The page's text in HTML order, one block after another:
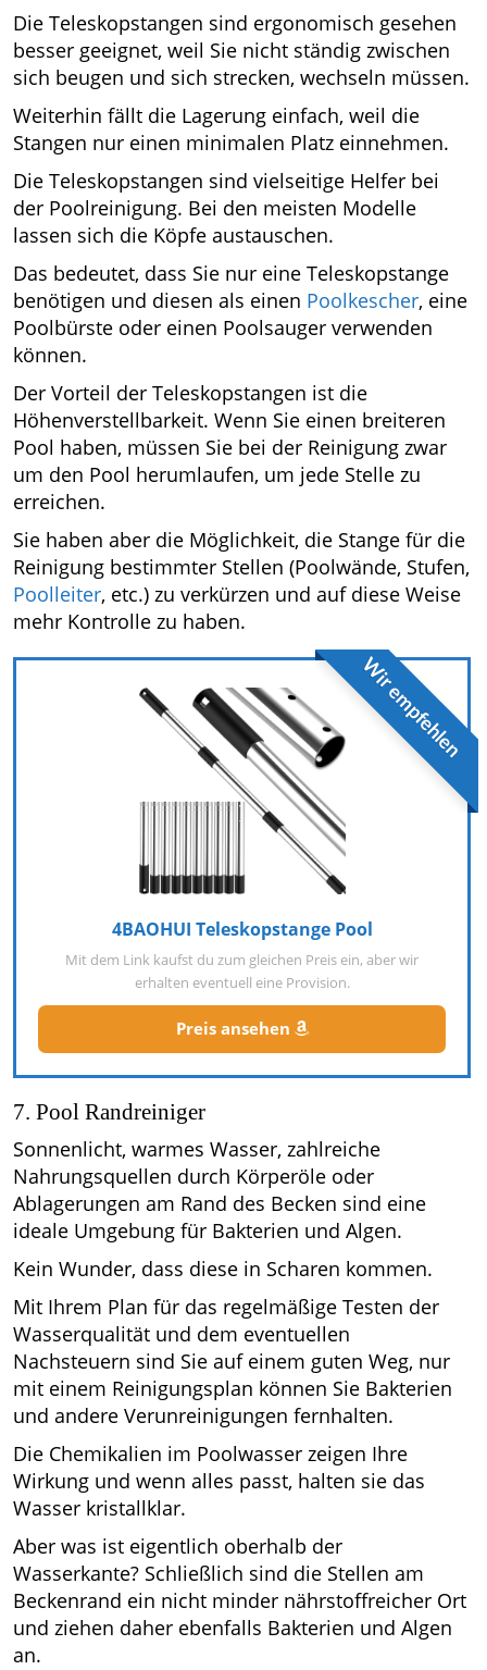
Die Teleskopstangen sind ergonomisch gesehen
besser geeignet, weil Sie nicht ständig zwischen
sich beugen und sich strecken, wechseln müssen.
Weiterhin fällt die Lagerung einfach, weil die
Stangen nur einen minimalen Platz einnehmen.
Die Teleskopstangen sind vielseitige Helfer bei
der Poolreinigung. Bei den meisten Modelle
lassen sich die Köpfe austauschen.
Das bedeutet, dass Sie nur eine Teleskopstange
benötigen und diesen als einen Poolkescher, eine
Poolbürste oder einen Poolsauger verwenden
können.
Der Vorteil der Teleskopstangen ist die
Höhenverstellbarkeit. Wenn Sie einen breiteren
Pool haben, müssen Sie bei der Reinigung zwar
um den Pool herumlaufen, um jede Stelle zu
erreichen.
Sie haben aber die Möglichkeit, die Stange für die
Reinigung bestimmter Stellen (Poolwände, Stufen,
Poolleiter, etc.) zu verkürzen und auf diese Weise
mehr Kontrolle zu haben.
Wir empfehlen
4BAOHUI Teleskopstange Pool
Mit dem Link kaufst du zum gleichen Preis ein, aber wir
erhalten eventuell eine Provision.
Preis ansehen
7. Pool Randreiniger
Sonnenlicht, warmes Wasser, zahlreiche
Nahrungsquellen durch Körperöle oder
Ablagerungen am Rand des Becken sind eine
ideale Umgebung für Bakterien und Algen.
Kein Wunder, dass diese in Scharen kommen.
Mit Ihrem Plan für das regelmäßige Testen der
Wasserqualität und dem eventuellen
Nachsteuern sind Sie auf einem guten Weg, nur
mit einem Reinigungsplan können Sie Bakterien
und andere Verunreinigungen fernhalten.
Die Chemikalien im Poolwasser zeigen Ihre
Wirkung und wenn alles passt, halten sie das
Wasser kristallklar.
Aber was ist eigentlich oberhalb der
Wasserkante? Schließlich sind die Stellen am
Beckenrand ein nicht minder nährstoffreicher Ort
und ziehen daher ebenfalls Bakterien und Algen
an.